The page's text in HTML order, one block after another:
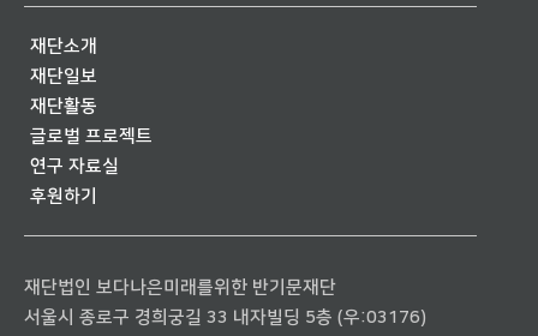
재단소개
재단일보
재단활동
글로벌 프로젝트
연구 자료실
후원하기
재단법인 보다나은미래를위한 반기문재단
서울시 종로구 경희궁길 33 내자빌딩 5층 (우:03176)